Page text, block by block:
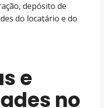
depósito de
do locatário e do
e
no